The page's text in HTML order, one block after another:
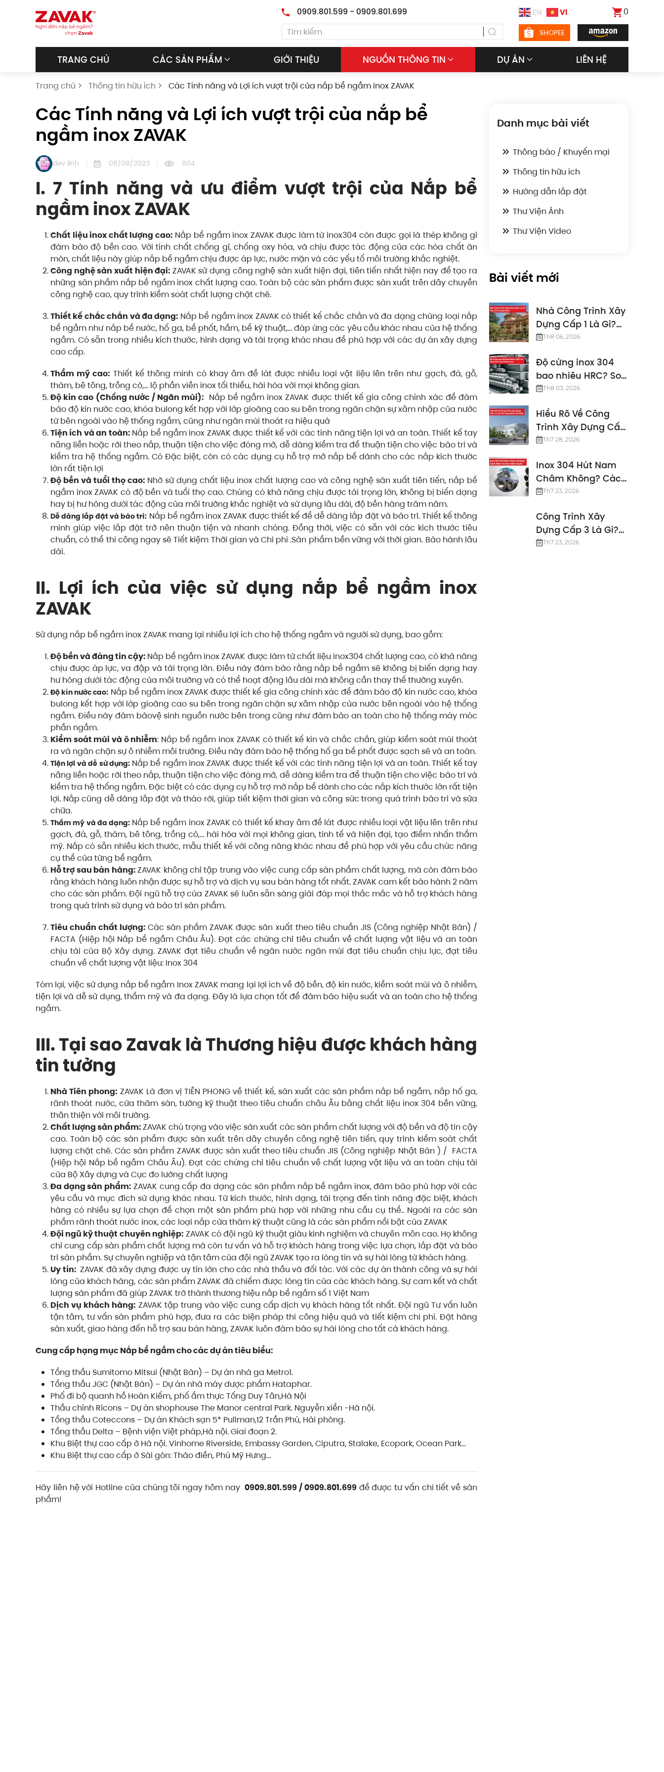
Skip to main content
0909.801.599 - 0909.801.699 EN VI 0
SHOPEE
TRANG CHỦ CÁC SẢN PHẨM GIỚI THIỆU NGUỒN THÔNG TIN DỰ ÁN LIÊN HỆ
Trang chủ Thông tin hữu ích Các Tính năng và Lợi ích vượt trội của nắp bể ngầm inox ZAVAK
Các Tính năng và Lợi ích vượt trội của nắp bể
ngầm inox ZAVAK
dev linh 08/08/2023 604
I. 7 Tính năng và ưu điểm vượt trội của Nắp bể
ngầm inox ZAVAK
Chất liệu inox chất lượng cao: Nắp bể ngầm inox ZAVAK được làm từ inox304 còn được gọi là thép không gỉ
đảm bảo độ bền cao. Với tính chất chống gỉ, chống oxy hóa, và chịu được tác động của các hóa chất ăn
mòn, chất liệu này giúp nắp bể ngầm chịu được áp lực, nước mặn và các yếu tố môi trường khắc nghiệt.
Công nghệ sản xuất hiện đại: ZAVAK sử dụng công nghệ sản xuất hiện đại, tiên tiến nhất hiện nay để tạo ra
những sản phẩm nắp bể ngầm inox chất lượng cao. Toàn bộ các sản phẩm được sản xuất trên dây chuyền
công nghệ cao, quy trình kiểm soát chất lượng chặt chẽ.
Thiết kế chắc chắn và đa dạng: Nắp bể ngầm inox ZAVAK có thiết kế chắc chắn và đa dạng chủng loại nắp
bể ngầm như nắp bể nước, hố ga, bể phốt, hầm, bể kỹ thuật,… đáp ứng các yêu cầu khác nhau của hệ thống
ngầm. Có sẵn trong nhiều kích thước, hình dạng và tải trọng khác nhau để phù hợp với các dự án xây dựng
cao cấp.
Thẩm mỹ cao: Thiết kế thông minh có khay âm để lát được nhiều loại vật liệu lên trên như gạch, đá, gỗ,
thảm, bê tông, trồng cỏ,… lộ phần viền inox tối thiểu, hài hòa với mọi không gian.
Độ kín cao (Chống nước / Ngăn mùi): Nắp bể ngầm inox ZAVAK được thiết kế gia công chính xác để đảm
bảo độ kín nước cao, khóa bulong kết hợp với lớp gioăng cao su bên trong ngăn chặn sự xâm nhập của nước
từ bên ngoài vào hệ thống ngầm, cũng như ngăn mùi thoát ra hiệu quả
Tiện ích và an toàn: Nắp bể ngầm inox ZAVAK được thiết kế với các tính năng tiện lợi và an toàn. Thiết kế tay
nâng liền hoặc rời theo nắp, thuận tiện cho việc đóng mở, dễ dàng kiểm tra để thuận tiện cho việc bảo trì và
kiểm tra hệ thống ngầm. Có Đặc biệt, còn có các dụng cụ hỗ trợ mở nắp bể dành cho các nắp kích thước
lớn rất tiện lợi
Độ bền và tuổi thọ cao: Nhờ sử dụng chất liệu inox chất lượng cao và công nghệ sản xuất tiên tiến, nắp bể
ngầm inox ZAVAK có độ bền và tuổi thọ cao. Chúng có khả năng chịu được tải trọng lớn, không bị biến dạng
hay bị hư hỏng dưới tác động của môi trường khắc nghiệt và sử dụng lâu dài, độ bền hàng trăm năm.
Dễ dàng lắp đặt và bảo trì: Nắp bể ngầm inox ZAVAK được thiết kế để dễ dàng lắp đặt và bảo trì. Thiết kế thông
minh giúp việc lắp đặt trở nên thuận tiện và nhanh chóng. Đồng thời, việc có sẵn với các kích thước tiêu
chuẩn, có thể thi công ngay sẽ Tiết kiệm Thời gian và Chi phí .Sản phẩm bền vững với thời gian. Bảo hành lâu
dài.
II. Lợi ích của việc sử dụng nắp bể ngầm inox
ZAVAK
Sử dụng nắp bể ngầm inox ZAVAK mang lại nhiều lợi ích cho hệ thống ngầm và người sử dụng, bao gồm:
Độ bền và đáng tin cậy: Nắp bể ngầm inox ZAVAK được làm từ chất liệu inox304 chất lượng cao, có khả năng
chịu được áp lực, va đập và tải trọng lớn. Điều này đảm bảo rằng nắp bể ngầm sẽ không bị biến dạng hay
hư hỏng dưới tác động của môi trường và có thể hoạt động lâu dài mà không cần thay thế thường xuyên.
Độ kín nước cao: Nắp bể ngầm inox ZAVAK được thiết kế gia công chính xác để đảm bảo độ kín nước cao, khóa
bulong kết hợp với lớp gioăng cao su bên trong ngăn chặn sự xâm nhập của nước bên ngoài vào hệ thống
ngầm. Điều này đảm bảovệ sinh nguồn nước bên trong cũng như đảm bảo an toàn cho hệ thống máy móc
phần ngầm.
Kiểm soát mùi và ô nhiễm: Nắp bể ngầm inox ZAVAK có thiết kế kín và chắc chắn, giúp kiểm soát mùi thoát
ra và ngăn chặn sự ô nhiễm môi trường. Điều này đảm bảo hệ thống hố ga bể phốt được sạch sẽ và an toàn.
Tiện lợi và dễ sử dụng: Nắp bể ngầm inox ZAVAK được thiết kế với các tính năng tiện lợi và an toàn. Thiết kế tay
nâng liền hoặc rời theo nắp, thuận tiện cho việc đóng mở, dễ dàng kiểm tra để thuận tiện cho việc bảo trì và
kiểm tra hệ thống ngầm. Đặc biệt có các dụng cụ hỗ trợ mở nắp bể dành cho các nắp kích thước lớn rất tiện
lợi. Nắp cũng dễ dàng lắp đặt và tháo rời, giúp tiết kiệm thời gian và công sức trong quá trình bảo trì và sửa
chữa.
Thẩm mỹ và đa dạng: Nắp bể ngầm inox ZAVAK có thiết kế khay âm để lát được nhiều loại vật liệu lên trên như
gạch, đá, gỗ, thảm, bê tông, trồng cỏ,… hài hòa với mọi không gian, tinh tế và hiện đại, tạo điểm nhấn thẩm
mỹ. Nắp có sẵn nhiều kích thước, mẫu thiết kế với công năng khác nhau để phù hợp với yêu cầu chức năng
cụ thể của từng bể ngầm.
Hỗ trợ sau bán hàng:ZAVAK không chỉ tập trung vào việc cung cấp sản phẩm chất lượng, mà còn đảm bảo
rằng khách hàng luôn nhận được sự hỗ trợ và dịch vụ sau bán hàng tốt nhất. ZAVAK cam kết bảo hành 2 năm
cho các sản phẩm. Đội ngũ hỗ trợ của ZAVAK sẽ luôn sẵn sàng giải đáp mọi thắc mắc và hỗ trợ khách hàng
trong quá trình sử dụng và bảo trì sản phẩm.
Tiêu chuẩn chất lượng:Các sản phẩm ZAVAK được sản xuất theo tiêu chuẩn JIS (Công nghiệp Nhật Bản) /
FACTA (Hiệp hội Nắp bể ngầm Châu Âu). Đạt các chứng chỉ tiêu chuẩn về chất lượng vật liệu và an toàn
chịu tải của Bộ Xây dựng. ZAVAK đạt tiêu chuẩn về ngăn nước ngăn mùi đạt tiêu chuẩn chịu lực, đạt tiêu
chuẩn về chất lượng vật liệu: Inox 304
Tóm lại, việc sử dụng nắp bể ngầm Inox ZAVAK mang lại lợi ích về độ bền, độ kín nước, kiểm soát mùi và ô nhiễm,
tiện lợi và dễ sử dụng, thẩm mỹ và đa dạng. Đây là lựa chọn tốt để đảm bảo hiệu suất và an toàn cho hệ thống
ngầm.
III. Tại sao Zavak là Thương hiệu được khách hàng
tin tưởng
Nhà Tiên phong: ZAVAK Là đơn vị TIÊN PHONG về thiết kế, sản xuất các sản phẩm nắp bể ngầm, nắp hố ga,
rãnh thoát nước, cửa thăm sàn, tường kỹ thuật theo tiêu chuẩn châu Âu bằng chất liệu inox 304 bền vững,
thân thiện với môi trường.
Chất lượng sản phẩm:ZAVAK chú trọng vào việc sản xuất các sản phẩm chất lượng với độ bền và độ tin cậy
cao. Toàn bộ các sản phẩm được sản xuất trên dây chuyền công nghệ tiên tiến, quy trình kiểm soát chất
lượng chặt chẽ. Các sản phẩm ZAVAK được sản xuất theo tiêu chuẩn JIS (Công nghiệp Nhật Bản ) / FACTA
(Hiệp hội Nắp bể ngầm Châu Âu). Đạt các chứng chỉ tiêu chuẩn về chất lượng vật liệu và an toàn chịu tải
của Bộ Xây dựng và Cục đo lường chất lượng
Đa dạng sản phẩm: ZAVAK cung cấp đa dạng các sản phẩm nắp bể ngầm inox, đảm bảo phù hợp với các
yêu cầu và mục đích sử dụng khác nhau. Từ kích thước, hình dạng, tải trọng đến tính năng đặc biệt, khách
hàng có nhiều sự lựa chọn để chọn một sản phẩm phù hợp với những nhu cầu cụ thể.. Ngoài ra các sản
phẩm rãnh thoát nước inox, các loại nắp cửa thăm kỹ thuật cũng là các sản phẩm nổi bật của ZAVAK
Đội ngũ kỹ thuật chuyên nghiệp: ZAVAK có đội ngũ kỹ thuật giàu kinh nghiệm và chuyên môn cao. Họ không
chỉ cung cấp sản phẩm chất lượng mà còn tư vấn và hỗ trợ khách hàng trong việc lựa chọn, lắp đặt và bảo
trì sản phẩm. Sự chuyên nghiệp và tận tâm của đội ngũ ZAVAK tạo ra lòng tin và sự hài lòng từ khách hàng.
Uy tín:ZAVAK đã xây dựng được uy tín lớn cho các nhà thầu và đối tác. Với các dự án thành công và sự hài
lòng của khách hàng, các sản phẩm ZAVAK đã chiếm được lòng tin của các khách hàng. Sự cam kết và chất
lượng sản phẩm đã giúp ZAVAK trở thành thương hiệu nắp bể ngầm số 1 Việt Nam
Dịch vụ khách hàng: ZAVAK tập trung vào việc cung cấp dịch vụ khách hàng tốt nhất. Đội ngũ Tư vấn luôn
tận tâm, tư vấn sản phẩm phù hợp, đưa ra các biện pháp thi công hiệu quả và tiết kiệm chi phí. Đặt hàng
sản xuất, giao hàng đến hỗ trợ sau bán hàng, ZAVAK luôn đảm bảo sự hài lòng cho tất cả khách hàng.
Cung cấp hạng mục Nắp bể ngầm cho các dự án tiêu biểu:
Tổng thầu Sumitomo Mitsui (Nhật Bản) – Dự án nhà ga Metro1.
Tổng thầu JGC (Nhật Bản) – Dự án nhà máy dược phẩm Hataphar.
Phố đi bộ quanh hồ Hoàn Kiếm, phố ẩm thực Tống Duy Tân,Hà Nội
Thầu chính Ricons – Dự án shophouse The Manor central Park. Nguyễn xiển -Hà nội.
Tổng thầu Coteccons – Dự án Khách sạn 5* Pullman,12 Trần Phú, Hải phòng.
Tổng thầu Delta – Bệnh viện Việt pháp,Hà nội. Giai đoạn 2.
Khu Biệt thự cao cấp ở Hà nội. Vinhome Riverside, Embassy Garden, Ciputra, Stalake, Ecopark, Ocean Park…
Khu Biệt thự cao cấp ở Sài gòn: Thảo điền, Phú Mỹ Hưng…
Hãy liên hệ với Hotline của chúng tôi ngay hôm nay0909.801.599 /0909.801.699 để được tư vấn chi tiết về sản
phẩm!
Danh mục bài viết
Thông báo / Khuyến mại
Thông tin hữu ích
Hướng dẫn lắp đặt
Thư Viện Ảnh
Thư Viện Video
Bài viết mới
Nhà Công Trình Xây
Dựng Cấp 1 Là Gì?
Tiêu Chí Và Quy
Th8 06, 2026
Độ cứng inox 304
bao nhiêu HRC? So
sánh độ cứng thép
Th8 03, 2026
Hiểu Rõ Về Công
Trình Xây Dựng Cấp
2 Là Gì Theo Quy
Th7 28, 2026
Inox 304 Hút Nam
Châm Không? Cách
Kiểm Tra Inox 304
Th7 23, 2026
Công Trình Xây
Dựng Cấp 3 Là Gì?
Các Tiêu Chuẩn
Th7 23, 2026